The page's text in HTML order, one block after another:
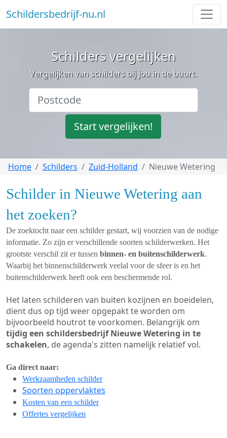
Schildersbedrijf-nu.nl
Schilders vergelijken
Vergelijken van schilders bij jou in de buurt.
Start vergelijken!
Home Schilders Zuid-Holland Nieuwe Wetering
Schilder in Nieuwe Wetering aan
het zoeken?
De zoektocht naar een schilder gestart, wij voorzien van de nodige
informatie. Zo zijn er verschillende soorten schilderwerken. Het
grootste verschil zit er tussen binnen- en buitenschilderwerk.
Waarbij het binnenschilderwerk veelal voor de sfeer is en het
buitenschilderwerk heeft ook een beschermende rol.
Het laten schilderen van buiten kozijnen en boeidelen,
dient dus op tijd weer opgepakt te worden om
bijvoorbeeld houtrot te voorkomen. Belangrijk om
tijdig een schildersbedrijf Nieuwe Wetering in te
schakelen, de agenda's zitten namelijk relatief vol.
Ga direct naar:
Werkzaamheden schilder
Soorten oppervlaktes
Kosten van een schilder
Offertes vergelijken